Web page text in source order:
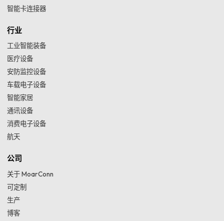
智能卡连接器
行业
工业智能装备
医疗设备
安防监控设备
车载电子设备
智能家居
通讯设备
消费电子设备
航天
公司
关于 MoarConn
可定制
生产
博客